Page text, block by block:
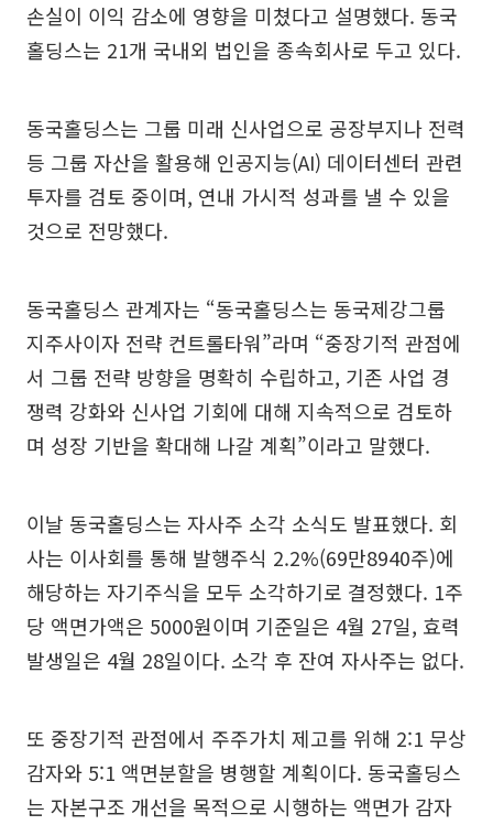
손실이 이익 감소에 영향을 미쳤다고 설명했다. 동국
홀딩스는 21개 국내외 법인을 종속회사로 두고 있다.
동국홀딩스는 그룹 미래 신사업으로 공장부지나 전력
등 그룹 자산을 활용해 인공지능(AI) 데이터센터 관련
투자를 검토 중이며, 연내 가시적 성과를 낼 수 있을
것으로 전망했다.
동국홀딩스 관계자는 “동국홀딩스는 동국제강그룹
지주사이자 전략 컨트롤타워”라며 “중장기적 관점에
서 그룹 전략 방향을 명확히 수립하고, 기존 사업 경
쟁력 강화와 신사업 기회에 대해 지속적으로 검토하
며 성장 기반을 확대해 나갈 계획”이라고 말했다.
이날 동국홀딩스는 자사주 소각 소식도 발표했다. 회
사는 이사회를 통해 발행주식 2.2%(69만8940주)에
해당하는 자기주식을 모두 소각하기로 결정했다. 1주
당 액면가액은 5000원이며 기준일은 4월 27일, 효력
발생일은 4월 28일이다. 소각 후 잔여 자사주는 없다.
또 중장기적 관점에서 주주가치 제고를 위해 2:1 무상
감자와 5:1 액면분할을 병행할 계획이다. 동국홀딩스
는 자본구조 개선을 목적으로 시행하는 액면가 감자